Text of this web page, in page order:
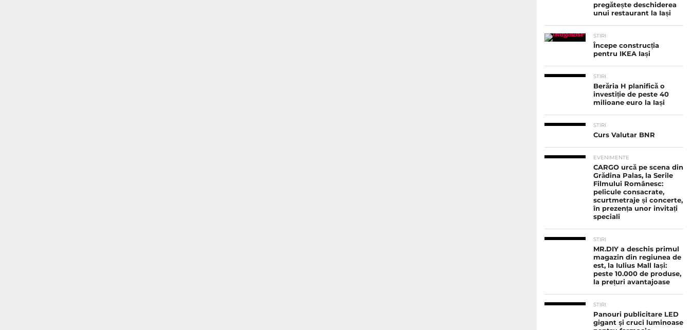
pregătește deschiderea
unui restaurant la Iași
STIRI
Începe construcția
pentru IKEA Iași
STIRI
Berăria H planifică o
investiție de peste 40
milioane euro la Iași
STIRI
Curs Valutar BNR
EVENIMENTE
CARGO urcă pe scena din
Grădina Palas, la Serile
Filmului Românesc:
pelicule consacrate,
scurtmetraje și concerte,
în prezența unor invitați
speciali
STIRI
MR.DIY a deschis primul
magazin din regiunea de
est, la Iulius Mall Iași:
peste 10.000 de produse,
la prețuri avantajoase
STIRI
Panouri publicitare LED
gigant şi cruci luminoase